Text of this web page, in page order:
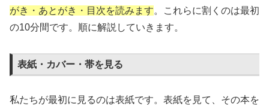
がき・あとがき・目次を読みます。これらに割くのは最初
の10分間です。順に解説していきます。
表紙・カバー・帯を見る
私たちが最初に見るのは表紙です。表紙を見て、その本を